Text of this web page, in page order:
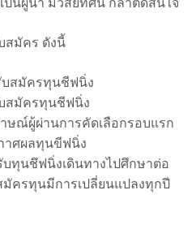
สมัคร ดังนี้
บสมัครทุนชีฟนิ่ง
สมัครทุนชีฟนิ่ง
ษณ์ผู้ผ่านการคัดเลือกรอบแรก
าศผลทุนขีฟนิ่ง
บทุนชึฟนิ่งเดินทางไปศึกษาต่อ
มัครทุนมีการเปลี่ยนแปลงทุกปี